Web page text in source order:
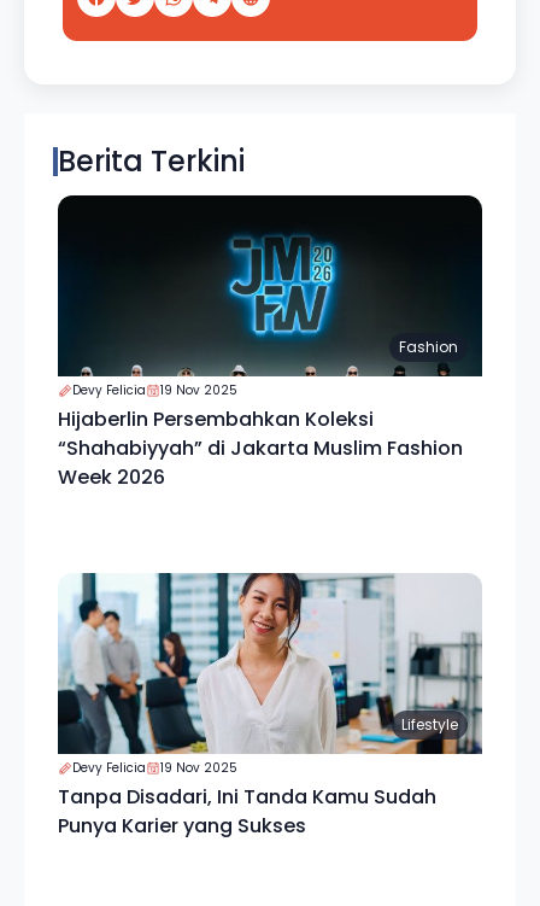
Berita Terkini
Fashion
Devy Felicia 19 Nov 2025
Hijaberlin Persembahkan Koleksi
“Shahabiyyah” di Jakarta Muslim Fashion
Week 2026
Lifestyle
Devy Felicia 19 Nov 2025
Tanpa Disadari, Ini Tanda Kamu Sudah
Punya Karier yang Sukses